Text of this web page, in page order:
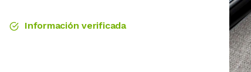
Información verificada